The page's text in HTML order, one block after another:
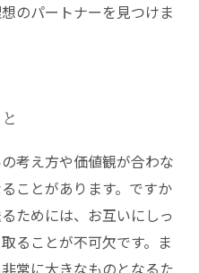
のパートナーを見つけま
考え方や価値観が合わな
ことがあります。ですか
ためには、お互いにしっ
ることが不可欠です。ま
常に大きなものとなるた